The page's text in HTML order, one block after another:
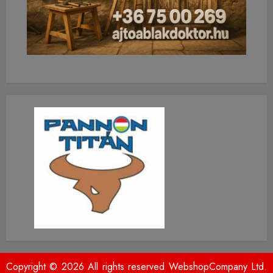
Copyright © 2026 All rights reserved WebshopCompany Ltd.